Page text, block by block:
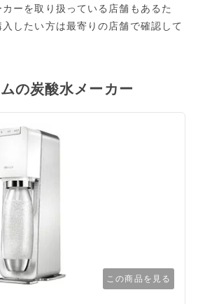
ーを取り扱っている店舗もあるた
したい方は最寄りの店舗で確認して
の炭酸水メーカー
この商品を見る